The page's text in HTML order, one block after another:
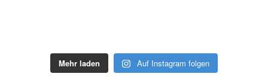
Mehr laden Auf Instagram folgen